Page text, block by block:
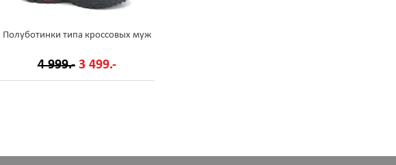
Полуботинки типа кроссовых муж
4 999.- 3 499.-